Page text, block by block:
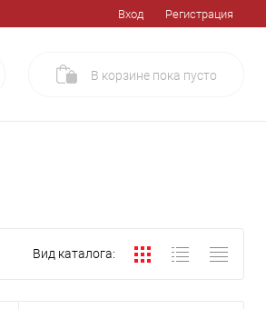
Вход Регистрация
В корзине пока пусто
Вид каталога: